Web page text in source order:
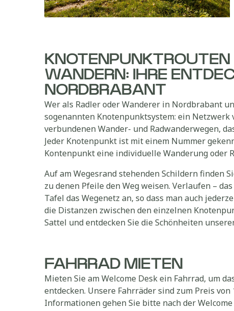
WANDERN: IHRE
NORDBRABANT
Wer als Radler oder Wanderer in Nordbrabant
sogenannten Knotenpunktsystem: ein
verbundenen Wander- und Radwanderwegen,
Jeder Knotenpunkt ist mit einem Nummer
Kontenpunkt eine individuelle Wanderung oder
Auf am Wegesrand stehenden Schildern finden
zu denen Pfeile den Weg weisen. Verlaufen –
Tafel das Wegenetz an, so dass man auch
die Distanzen zwischen den einzelnen
Sattel und entdecken Sie die Schönheiten
FAHRRAD MIETEN
Mieten Sie am Welcome Desk ein Fahrrad, um
entdecken. Unsere Fahrräder sind zum Preis
Informationen gehen Sie bitte nach der Welcome